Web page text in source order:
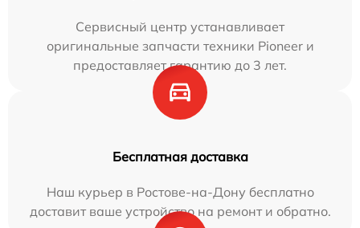
Сервисный центр устанавливает
оригинальные запчасти техники Pioneer и
предоставляет гарантию до 3 лет.
Бесплатная доставка
Наш курьер в Ростове-на-Дону бесплатно
доставит ваше устройство на ремонт и обратно.